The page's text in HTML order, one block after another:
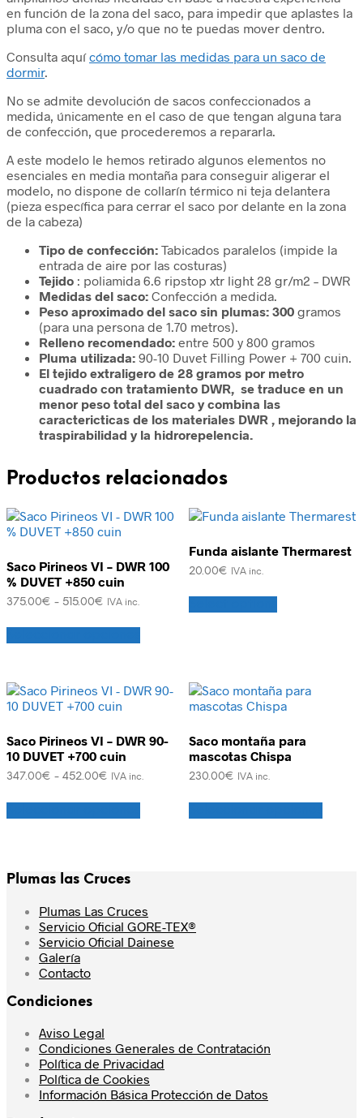
en función de la zona del saco, para impedir que aplastes la
pluma con el saco, y/o que no te puedas mover dentro.
Consulta aquícómo tomar las medidas para un saco de
dormir.
No se admite devolución de sacos confeccionados a
medida, únicamente en el caso de que tengan alguna tara
de confección, que procederemos a repararla.
A este modelo le hemos retirado algunos elementos no
esenciales en media montaña para conseguir aligerar el
modelo, no dispone de collarín térmico ni teja delantera
(pieza específica para cerrar el saco por delante en la zona
de la cabeza)
Tipo de confección: Tabicados paralelos (impide la
entrada de aire por las costuras)
Tejido : poliamida 6.6 ripstop xtr light 28 gr/m2 – DWR
Medidas del saco: Confección a medida.
Peso aproximado del saco sin plumas: 300 gramos
(para una persona de 1.70 metros).
Relleno recomendado: entre 500 y 800 gramos
Pluma utilizada: 90-10 Duvet Filling Power + 700 cuin.
El tejido extraligero de 28 gramos por metro
cuadrado con tratamiento DWR, se traduce en un
menor peso total del saco y combina las
caractericticas de los materiales DWR , mejorando la
traspirabilidad y la hidrorepelencia.
Productos relacionados
Saco Pirineos VI – DWR 100
% DUVET +850 cuin
375.00€ - 515.00€ Rango
precios:
desde
IVA inc.
variantes.
Las
opciones
pueden
en
página
de
Funda aislante Thermarest
20.00€ IVA inc.
Saco Pirineos VI – DWR 90-
10 DUVET +700 cuin
347.00€ - 452.00€ Rango
precios:
desde
IVA inc.
pueden
elegir
en
Saco montaña para
mascotas Chispa
230.00€ IVA inc.
Plumas las Cruces
Plumas Las Cruces
Servicio Oficial GORE-TEX®
Servicio Oficial Dainese
Galería
Contacto
Condiciones
Aviso Legal
Condiciones Generales de Contratación
Política de Privacidad
Política de Cookies
Información Básica Protección de Datos